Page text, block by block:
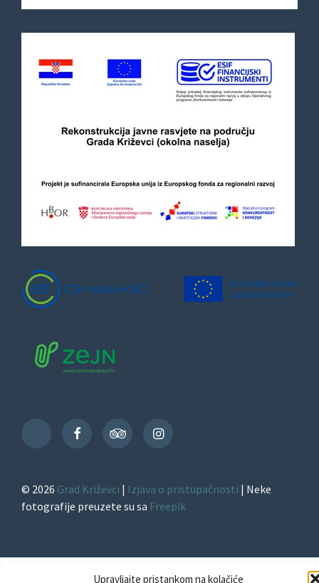
Upravljajte pristankom na kolačiće
TikTok
FacebookTripAdvisorInstagram
© 2026 Grad Križevci | Izjava o pristupačnosti | Neke
fotografije preuzete su sa Freepik